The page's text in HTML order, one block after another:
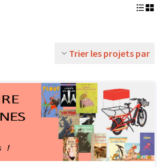
Trier les projets par